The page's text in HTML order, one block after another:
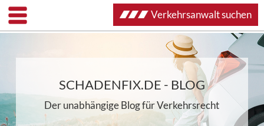
SCHADENFIX.DE - BLOG
Der unabhängige Blog für Verkehrsrecht
Verkehrsanwalt suchen